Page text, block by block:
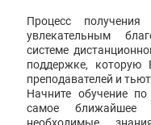
Процесс
увлекательным
системе
поддержке,
преподавателей и
Начните обучение
самое ближайшее